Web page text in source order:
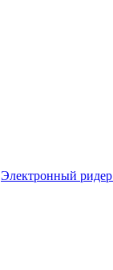
Электронный